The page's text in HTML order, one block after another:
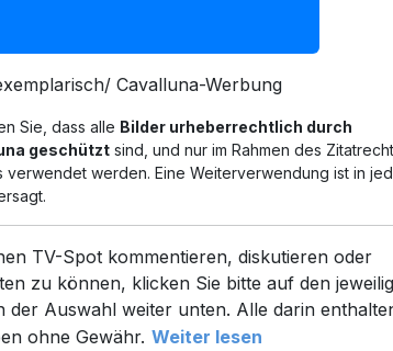
Cavalluna-Werbung
Sie, dass alle Bilder urheberrechtlich durch
geschützt sind, und nur im Rahmen des
verwendet werden. Eine Weiterverwendung ist in
TV-Spot kommentieren, diskutieren oder
zu können, klicken Sie bitte auf den
der Auswahl weiter unten. Alle darin
ohne Gewähr. Weiter lesen